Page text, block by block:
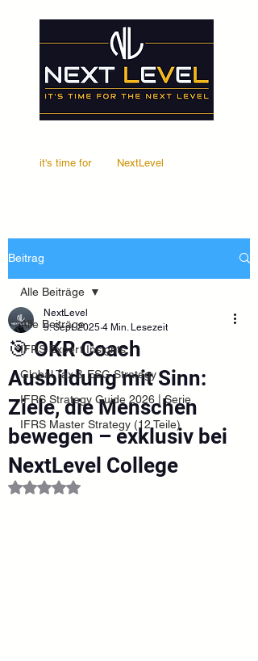
it's time for NextLevel
Beitrag
Alle Beiträge
IFRS Expert Insights
Global Tax & ESG Strategy
IFRS Strategy Guide 2026 | Serie
IFRS Master Strategy (12 Teile)
Alle Beiträge
🎯 OKR Coach
Ausbildung mit Sinn:
Ziele, die Menschen
bewegen – exklusiv bei
NextLevel College
NextLevel
5. Sept. 2025 4 Min. Lesezeit
Mit NaN von 5 Sternen bewertet.